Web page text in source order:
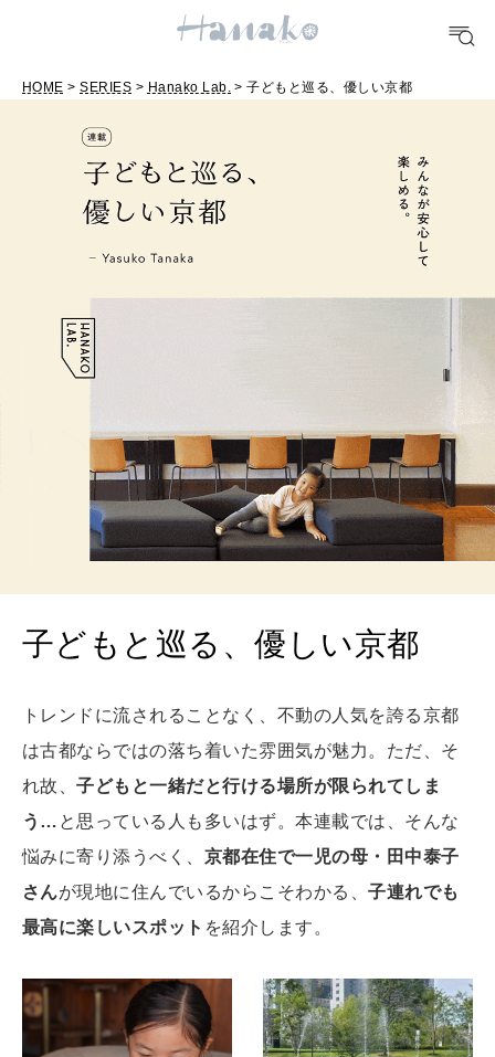
#シュークリーム #パン #カフェ
FOOD
おいしい
明日のわたし
[12星座別] Weekly Holoscope
[12星座別] Monthly Love Holoscope
女神まり愛のタロットメッセージ
算命学がわかる今月のあなた
HEALTH
自分にやさしく
LEARN
知る、考える
MAMA
SUSTAINABLE
わたしができること
CULTURE
自分を耕す
HOME >SERIES > Hanako Lab. > 子どもと巡る、優しい京都
子どもと巡る、優しい京都
トレンドに流されることなく、不動の人気を誇る京都
は古都ならではの落ち着いた雰囲気が魅力。ただ、そ
れ故、子どもと一緒だと行ける場所が限られてしま
う… と思っている人も多いはず。本連載では、そんな
悩みに寄り添うべく、 京都在住で一児の母・田中泰子
さんが現地に住んでいるからこそわかる、子連れでも
最高に楽しいスポット を紹介します。